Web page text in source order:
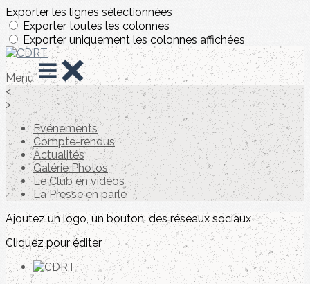
Exporter les lignes sélectionnées
Exporter toutes les colonnes
Exporter uniquement les colonnes affichées
Menu
<
>
Evénements
Compte-rendus
Actualités
Galérie Photos
Le Club en vidéos
La Presse en parle
Ajoutez un logo, un bouton, des réseaux sociaux
Cliquez pour éditer